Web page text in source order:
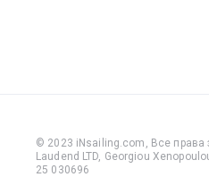
© 2023 iNsailing.com, Все
Laudend LTD, Georgiou
25 030696